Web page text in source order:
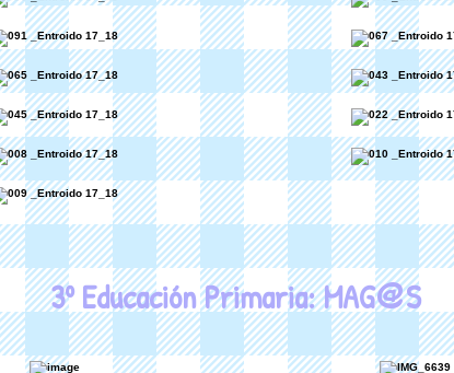
3º Educación Primaria: MAG@S